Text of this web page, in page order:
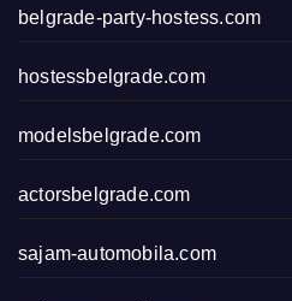
belgrade-party-hostess.com
hostessbelgrade.com
modelsbelgrade.com
actorsbelgrade.com
sajam-automobila.com